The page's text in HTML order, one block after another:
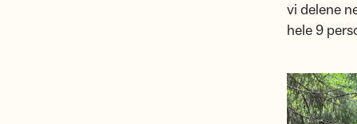
vi delene
hele 9